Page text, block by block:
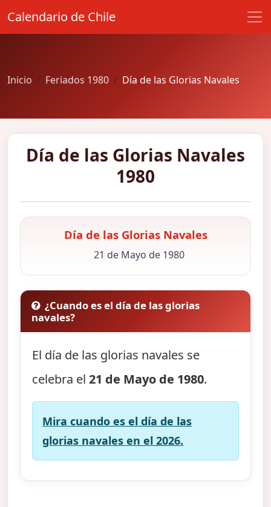
Calendario de Chile
Inicio Feriados 1980 Día de las Glorias Navales
Día de las Glorias Navales
1980
Día de las Glorias Navales
21 de Mayo de 1980
¿Cuando es el día de las glorias
navales?
El día de las glorias navales se
celebra el21 de Mayo de 1980.
Mira cuando es el día de las
glorias navales en el 2026.